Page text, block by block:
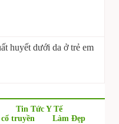
huyết dưới da ở trẻ em
Tin Tức Y Tế
truyền
Làm Đẹp